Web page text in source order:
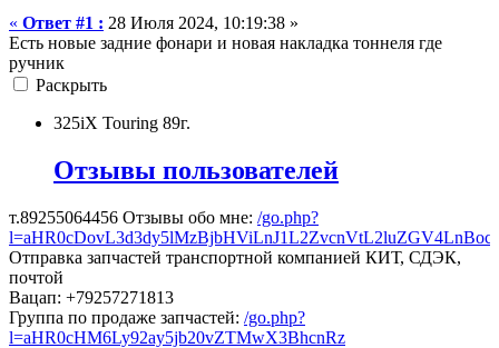
« Ответ #1 : 28 Июля 2024, 10:19:38 »
Есть новые задние фонари и новая накладка тоннеля где
ручник
Раскрыть
325iX Touring 89г.
Отзывы пользователей
т.89255064456 Отзывы обо мне: /go.php?
Отправка запчастей транспортной компанией КИТ, СДЭК,
почтой
Вацап: +79257271813
Группа по продаже запчастей: /go.php?
l=aHR0cHM6Ly92ay5jb20vZTMwX3BhcnRz